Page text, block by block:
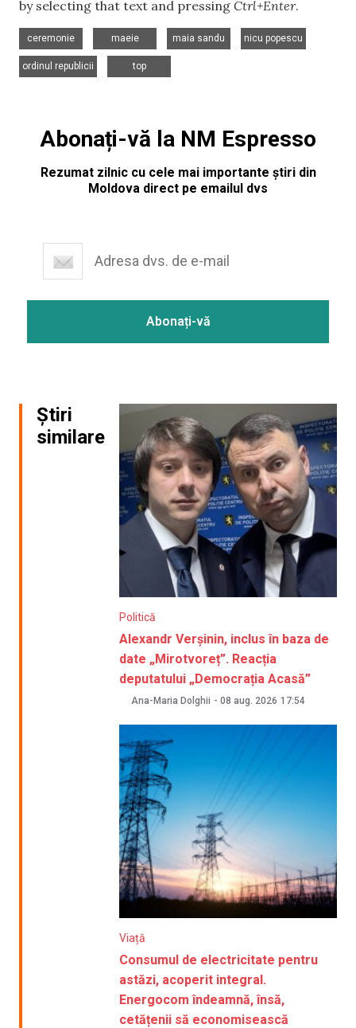
by selecting that text and pressing Ctrl+Enter.
ceremonie
maeie
maia sandu
nicu popescu
ordinul republicii
top
Abonați-vă la NM Espresso
Rezumat zilnic cu cele mai importante știri din
Moldova direct pe emailul dvs
Știri
similare
Politică
Alexandr Verșinin, inclus în baza de
date „Mirotvoreț”. Reacția
deputatului „Democrația Acasă”
Ana-Maria Dolghii - 08 aug. 2026 17:54
Viață
Consumul de electricitate pentru
astăzi, acoperit integral.
Energocom îndeamnă, însă,
cetățenii să economisească